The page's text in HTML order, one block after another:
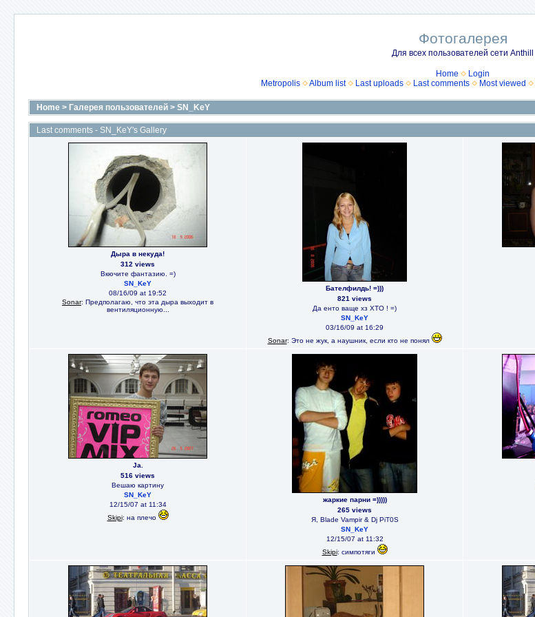
Фотогалерея
Для всех пользователей сети Anthill
Home
Login
Metropolis
Album list Last uploads Last comments Most viewed
Home > Галерея пользователей > SN_KeY
Last comments - SN_KeY's Gallery
Дыра в некуда!
312 views
Вкючите фантазию. =)
SN_KeY
08/16/09 at 19:52
Sonar: Предполагаю, что эта дыра выходит в
вентиляционную...
Бателфилдь! =)))
821 views
Да енто ваще хз ХТО ! =)
SN_KeY
03/16/09 at 16:29
Sonar: Это не жук, а наушник, если кто не понял
Ja.
516 views
Вешаю картину
SN_KeY
12/15/07 at 11:34
Skipi: на плечо
жаркие парни =)))))
265 views
Я, Blade Vampir & Dj PiT0S
SN_KeY
12/15/07 at 11:32
Skipi: симпотяги